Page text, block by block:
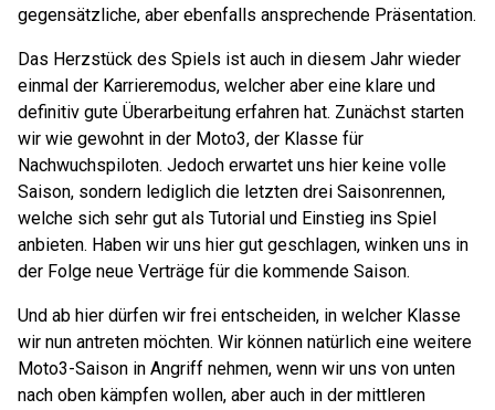
gegensätzliche, aber ebenfalls ansprechende Präsentation.
Das Herzstück des Spiels ist auch in diesem Jahr wieder
einmal der Karrieremodus, welcher aber eine klare und
definitiv gute Überarbeitung erfahren hat. Zunächst starten
wir wie gewohnt in der Moto3, der Klasse für
Nachwuchspiloten. Jedoch erwartet uns hier keine volle
Saison, sondern lediglich die letzten drei Saisonrennen,
welche sich sehr gut als Tutorial und Einstieg ins Spiel
anbieten. Haben wir uns hier gut geschlagen, winken uns in
der Folge neue Verträge für die kommende Saison.
Und ab hier dürfen wir frei entscheiden, in welcher Klasse
wir nun antreten möchten. Wir können natürlich eine weitere
Moto3-Saison in Angriff nehmen, wenn wir uns von unten
nach oben kämpfen wollen, aber auch in der mittleren